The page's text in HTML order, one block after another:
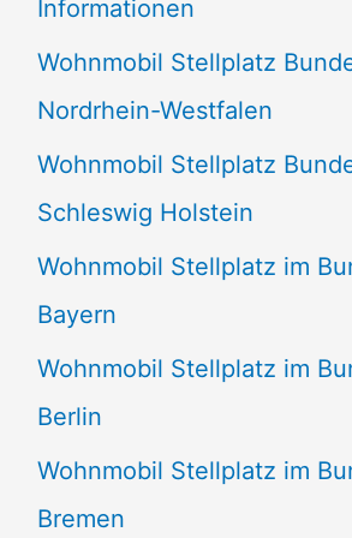
n
n
a
c
h
:
Informationen
Wohnmobil Stellplatz
Nordrhein-Westfalen
Wohnmobil Stellplatz
Schleswig Holstein
Wohnmobil Stellplatz im
Bayern
Wohnmobil Stellplatz im
Berlin
Wohnmobil Stellplatz im
Bremen